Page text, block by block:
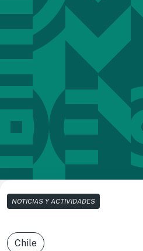
NOTICIAS Y ACTIVIDADES
Chile